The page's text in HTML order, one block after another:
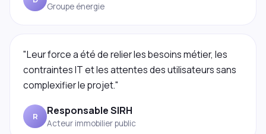
Groupe énergie
"Leur force a été de relier les besoins métier, les
contraintes IT et les attentes des utilisateurs sans
complexifier le projet."
R Responsable SIRH
Acteur immobilier public